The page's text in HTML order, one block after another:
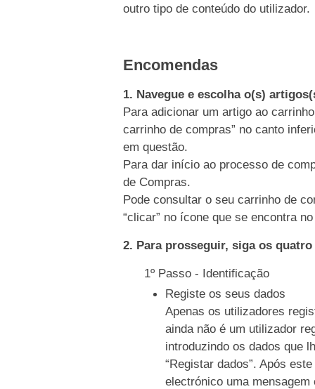
outro tipo de conteúdo do utilizador.
Encomendas
1. Navegue e escolha o(s)
Para adicionar um artigo ao
carrinho de compras” no canto
em questão.
Para dar início ao processo de
de Compras.
Pode consultar o seu carrinho de
“clicar” no ícone que se encontra
2. Para prosseguir, siga os
1º Passo - Identificação
Registe os seus dados
Apenas os utilizadores
ainda não é um utilizador
introduzindo os dados que
“Registar dados”. Após
electrónico uma